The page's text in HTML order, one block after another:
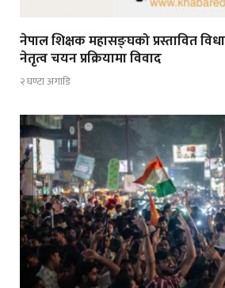
नेपाल शिक्षक महासङ्घको प्रस्तावित
नेतृत्व चयन प्रक्रियामा विवाद
२ घण्टा अगाडि